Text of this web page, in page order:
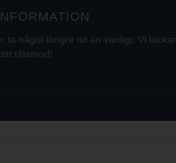
ta något längre tid än vanligt. Vi tackar
tålamod!